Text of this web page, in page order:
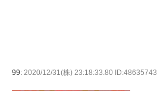
99: 2020/12/31(株) 23:18:33.80 ID:48635743